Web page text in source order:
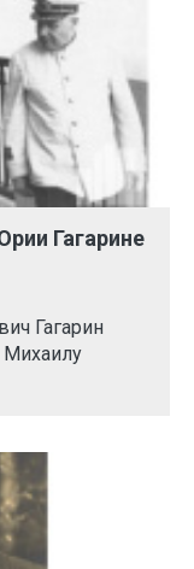
Гагарине
Гагарин
Михаилу